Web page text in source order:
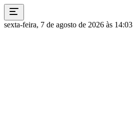
sexta-feira, 7 de agosto de 2026 às 14:03